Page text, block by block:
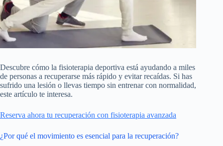
Descubre cómo la fisioterapia deportiva está ayudando a miles
de personas a recuperarse más rápido y evitar recaídas. Si has
sufrido una lesión o llevas tiempo sin entrenar con normalidad,
este artículo te interesa.
Reserva ahora tu recuperación con fisioterapia avanzada
¿Por qué el movimiento es esencial para la recuperación?